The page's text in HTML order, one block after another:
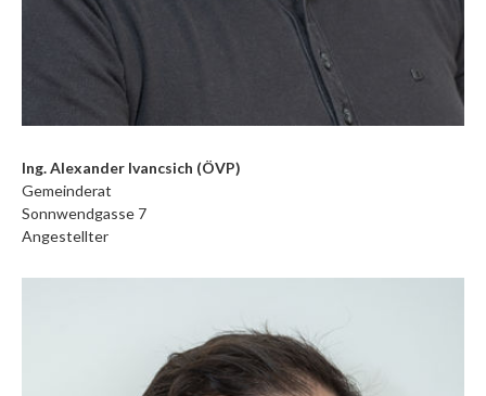
Ing. Alexander Ivancsich (ÖVP)
Gemeinderat
Sonnwendgasse 7
Angestellter